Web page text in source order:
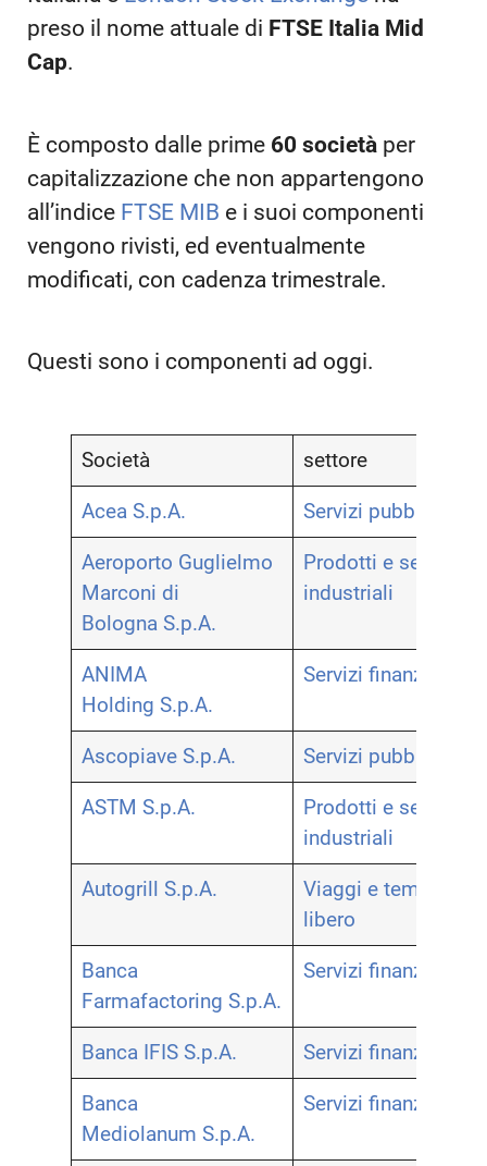
preso il nome attuale di FTSE Italia Mid
Cap.
È composto dalle prime 60 società per
capitalizzazione che non appartengono
all’indice FTSE MIB e i suoi componenti
vengono rivisti, ed eventualmente
modificati, con cadenza trimestrale.
Questi sono i componenti ad oggi.
Società settore
Acea S.p.A. Servizi pubblici
Aeroporto Guglielmo
Marconi di
Bologna S.p.A.
Prodotti e servizi
industriali
ANIMA
Holding S.p.A.
Servizi finanziari
Ascopiave S.p.A. Servizi pubblici
ASTM S.p.A.
Prodotti e servizi
industriali
Autogrill S.p.A.
Viaggi e tempo
libero
Banca
Farmafactoring S.p.A.
Servizi finanziari
Banca IFIS S.p.A. Servizi finanziari
Banca
Mediolanum S.p.A.
Servizi finanziari